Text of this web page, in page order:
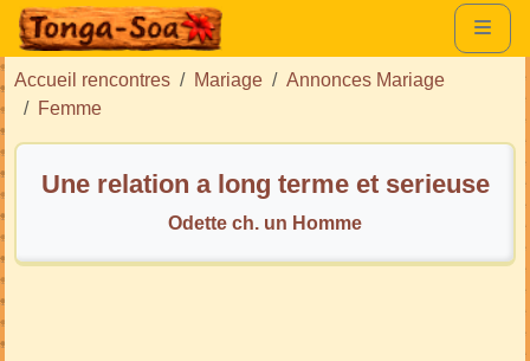
Accueil rencontres Mariage
Annonces Mariage
Femme
Une relation a long terme et serieuse
Odette ch. un Homme